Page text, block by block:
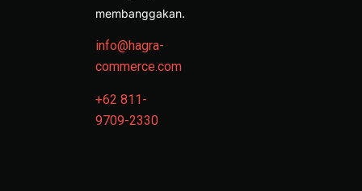
membanggakan.
info@hagra-
commerce.com
+62 811-
9709-2330